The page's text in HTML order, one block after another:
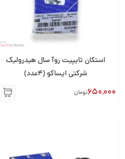
استکان تایپیت روآ سال هیدرولیک
شرکتی ایساکو (4عدد)
650,000تومان